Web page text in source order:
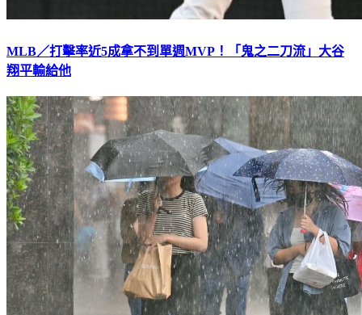
MLB／打擊率近5成拿不到單週MVP！「鬼之二刀流」大谷
翔平輸給他